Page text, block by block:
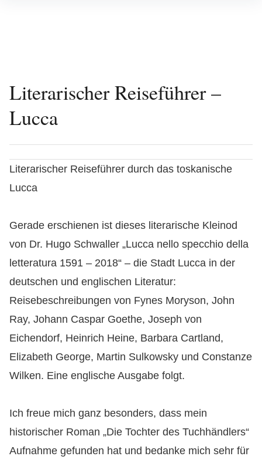
Literarischer Reiseführer –
Lucca
Literarischer Reiseführer durch das toskanische
Lucca
Gerade erschienen ist dieses literarische Kleinod
von Dr. Hugo Schwaller „Lucca nello specchio della
letteratura 1591 – 2018“ – die Stadt Lucca in der
deutschen und englischen Literatur:
Reisebeschreibungen von Fynes Moryson, John
Ray, Johann Caspar Goethe, Joseph von
Eichendorf, Heinrich Heine, Barbara Cartland,
Elizabeth George, Martin Sulkowsky und Constanze
Wilken. Eine englische Ausgabe folgt.
Ich freue mich ganz besonders, dass mein
historischer Roman „Die Tochter des Tuchhändlers“
Aufnahme gefunden hat und bedanke mich sehr für